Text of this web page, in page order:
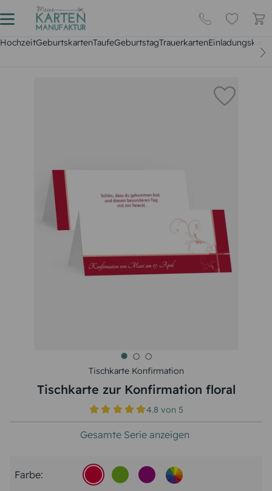
HochzeitGeburtskartenTaufeGeburtstagTrauerkarten
Tischkarte Konfirmation
Tischkarte zur Konfirmation floral
4.8 von5
Gesamte Serie anzeigen
Farbe: